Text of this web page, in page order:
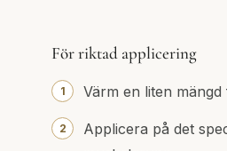
För riktad applicering
Värm en liten
Applicera på det